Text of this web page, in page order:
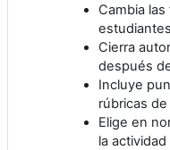
Cambia
Cierra
después
Incluye
rúbricas
Elige en
la